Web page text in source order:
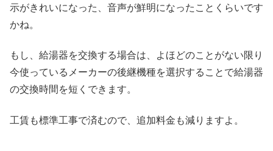
示がきれいになった、音声が鮮明になったことくらいです
かね。
もし、給湯器を交換する場合は、よほどのことがない限り
今使っているメーカーの後継機種を選択することで給湯器
の交換時間を短くできます。
工賃も標準工事で済むので、追加料金も減りますよ。